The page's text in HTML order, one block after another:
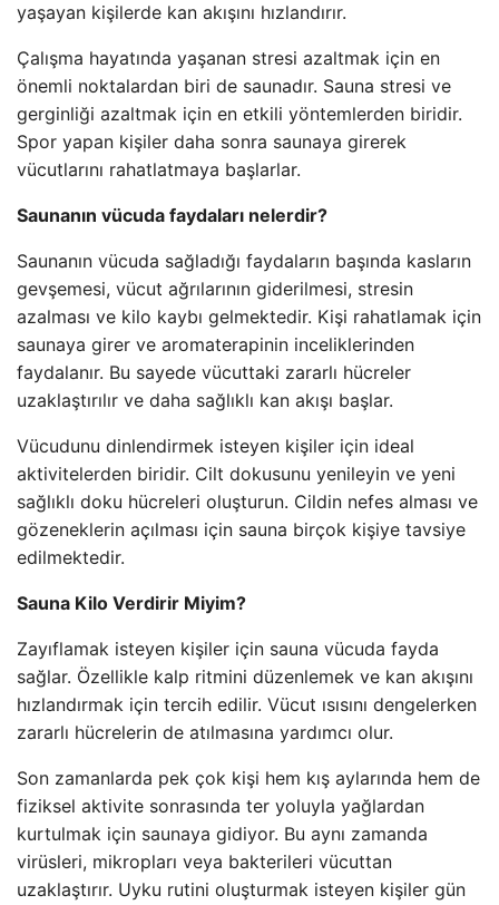
yaşayan kişilerde kan akışını hızlandırır.
Çalışma hayatında yaşanan stresi azaltmak için en
önemli noktalardan biri de saunadır. Sauna stresi ve
gerginliği azaltmak için en etkili yöntemlerden biridir.
Spor yapan kişiler daha sonra saunaya girerek
vücutlarını rahatlatmaya başlarlar.
Saunanın vücuda faydaları nelerdir?
Saunanın vücuda sağladığı faydaların başında kasların
gevşemesi, vücut ağrılarının giderilmesi, stresin
azalması ve kilo kaybı gelmektedir. Kişi rahatlamak için
saunaya girer ve aromaterapinin inceliklerinden
faydalanır. Bu sayede vücuttaki zararlı hücreler
uzaklaştırılır ve daha sağlıklı kan akışı başlar.
Vücudunu dinlendirmek isteyen kişiler için ideal
aktivitelerden biridir. Cilt dokusunu yenileyin ve yeni
sağlıklı doku hücreleri oluşturun. Cildin nefes alması ve
gözeneklerin açılması için sauna birçok kişiye tavsiye
edilmektedir.
Sauna Kilo Verdirir Miyim?
Zayıflamak isteyen kişiler için sauna vücuda fayda
sağlar. Özellikle kalp ritmini düzenlemek ve kan akışını
hızlandırmak için tercih edilir. Vücut ısısını dengelerken
zararlı hücrelerin de atılmasına yardımcı olur.
Son zamanlarda pek çok kişi hem kış aylarında hem de
fiziksel aktivite sonrasında ter yoluyla yağlardan
kurtulmak için saunaya gidiyor. Bu aynı zamanda
virüsleri, mikropları veya bakterileri vücuttan
uzaklaştırır. Uyku rutini oluşturmak isteyen kişiler gün